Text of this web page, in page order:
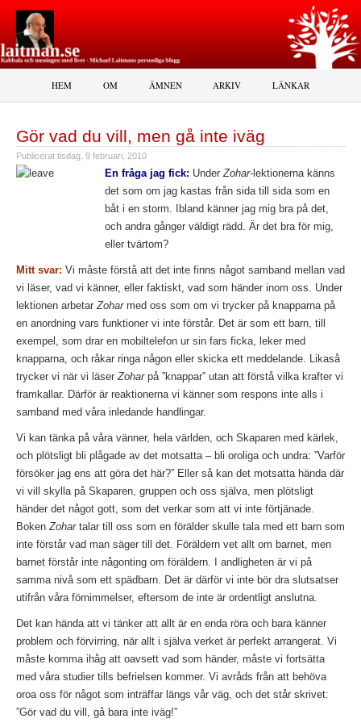
HEM OM ÄMNEN ARKIV LÄNKAR
Gör vad du vill, men gå inte iväg
Publicerat tisdag, 9 februari, 2010
En fråga jag fick: Under Zohar-lektionerna känns
det som om jag kastas från sida till sida som en
båt i en storm. Ibland känner jag mig bra på det,
och andra gånger väldigt rädd. Är det bra för mig,
eller tvärtom?
Mitt svar: Vi måste förstå att det inte finns något samband mellan vad
vi läser, vad vi känner, eller faktiskt, vad som händer inom oss. Under
lektionen arbetar Zoharmed oss som om vi trycker på knapparna på
en anordning vars funktioner vi inte förstår. Det är som ett barn, till
exempel, som drar en mobiltelefon ur sin fars ficka, leker med
knapparna, och råkar ringa någon eller skicka ett meddelande. Likaså
trycker vi när vi läser Zoharpå ”knappar” utan att förstå vilka krafter vi
framkallar. Därför är reaktionerna vi känner som respons inte alls i
samband med våra inledande handlingar.
Vi kan tänka på våra vänner, hela världen, och Skaparen med kärlek,
och plötsligt bli plågade av det motsatta – bli oroliga och undra: ”Varför
försöker jag ens att göra det här?” Eller så kan det motsatta hända där
vi vill skylla på Skaparen, gruppen och oss själva, men plötsligt
händer det något gott, som det verkar som att vi inte förtjänade.
Boken Zohartalar till oss som en förälder skulle tala med ett barn som
inte förstår vad man säger till det. Föräldern vet allt om barnet, men
barnet förstår inte någonting om föräldern. I andligheten är vi på
samma nivå som ett spädbarn. Det är därför vi inte bör dra slutsatser
utifrån våra förnimmelser, eftersom de inte är ordentligt anslutna.
Det kan hända att vi tänker att allt är en enda röra och bara känner
problem och förvirring, när allt i själva verket är perfekt arrangerat. Vi
måste komma ihåg att oavsett vad som händer, måste vi fortsätta
med våra studier tills befrielsen kommer. Vi avråds från att behöva
oroa oss för något som inträffar längs vår väg, och det står skrivet:
”Gör vad du vill, gå bara inte iväg!”